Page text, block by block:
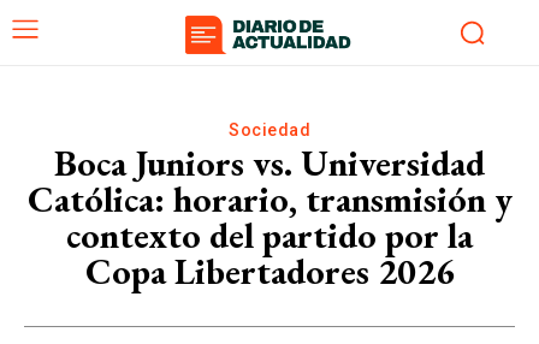
Sociedad
Boca Juniors vs. Universidad
Católica: horario, transmisión y
contexto del partido por la
Copa Libertadores 2026